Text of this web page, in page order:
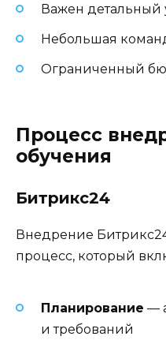
Важен детальный
Небольшая
Ограниченный
Процесс
обучения
Битрикс24
Внедрение
процесс, который
Планирование —
и требований